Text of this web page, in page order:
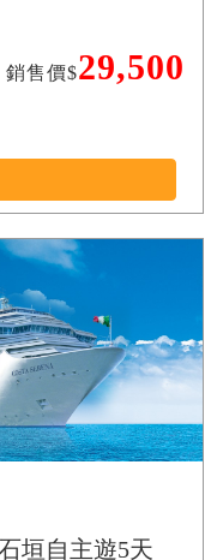
銷售價$29,500
垣自主遊5天